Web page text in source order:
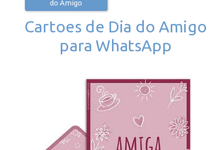
do Amigo
Cartoes de Dia do Amigo
para WhatsApp